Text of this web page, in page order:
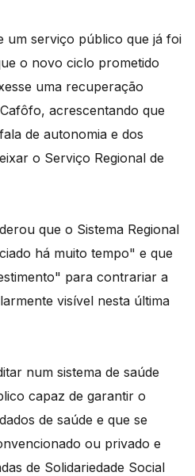
um serviço público que já foi
o novo ciclo prometido
uma recuperação
acrescentando que
de autonomia e dos
o Serviço Regional de
que o Sistema Regional
há muito tempo" e que
para contrariar a
visível nesta última
num sistema de saúde
capaz de garantir o
de saúde e que se
ou privado e
de Solidariedade Social